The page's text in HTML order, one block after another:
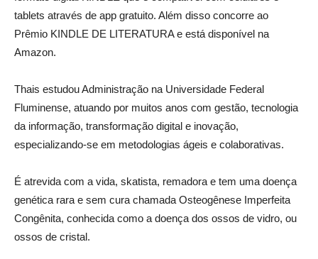
tablets através de app gratuito. Além disso concorre ao
Prêmio KINDLE DE LITERATURA e está disponível na
Amazon.
Thais estudou Administração na Universidade Federal
Fluminense, atuando por muitos anos com gestão, tecnologia
da informação, transformação digital e inovação,
especializando-se em metodologias ágeis e colaborativas.
É atrevida com a vida, skatista, remadora e tem uma doença
genética rara e sem cura chamada Osteogênese Imperfeita
Congênita, conhecida como a doença dos ossos de vidro, ou
ossos de cristal.